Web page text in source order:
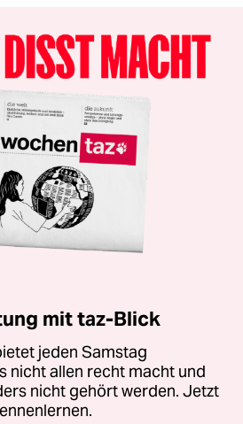
mit taz-Blick
jeden Samstag
nicht allen recht macht und
nicht gehört werden. Jetzt